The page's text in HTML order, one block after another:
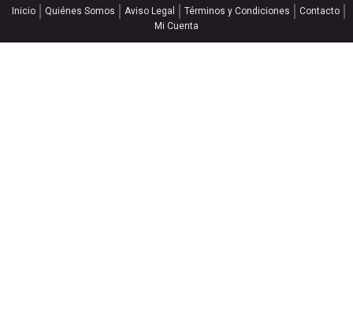
Inicio Quiénes Somos Aviso Legal Términos y Condiciones
Contacto
Mi Cuenta